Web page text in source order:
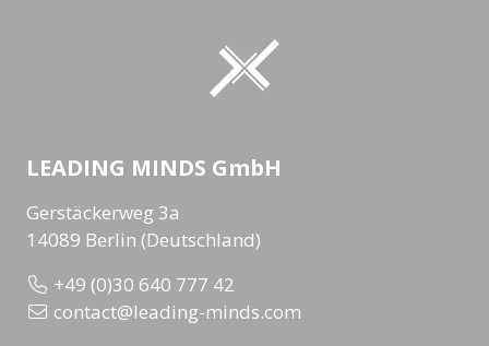
LEADING MINDS GmbH
Gerstäckerweg 3a
14089 Berlin (Deutschland)
+49 (0)30 640 777 42
contact@leading-minds.com